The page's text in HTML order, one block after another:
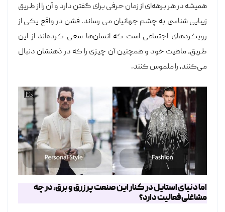
همیشه در هر برهه‌ای از زمان حرفی برای گفتن دارد و آن را از طریق
زیبایی شناسی به چشم جهانیان می‌ رساند. فشن در واقع یکی از
رویکردهای اجتماعی است که انسان‌ها سعی کرده‌اند از این
طریق، ماهیت خود و همچنین آن چیزی را که در ذهنشان دنبال‌
می‌کنند، را ملموس کنند.
اما دنیای استایل در کنار این صنعت پر زرق و برق، در چه
مشاغلی فعالیت دارد؟